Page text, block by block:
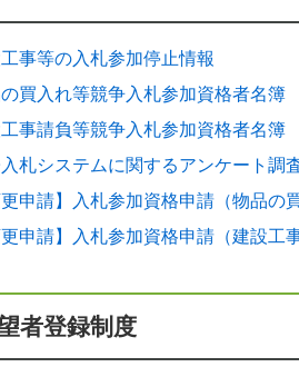
事等の入札参加停止情報
買入れ等競争入札参加資格者名簿
事請負等競争入札参加資格者名簿
札システムに関するアンケート調
更申請】入札参加資格申請（物品の
更申請】入札参加資格申請（建設工
者登録制度